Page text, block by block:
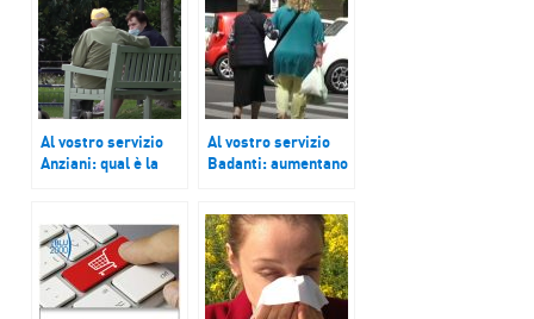
Al vostro servizio
Anziani: qual è la
pandemia e la
riapertura in questi
giorni delle Rsa
Al vostro servizio
Badanti: aumentano